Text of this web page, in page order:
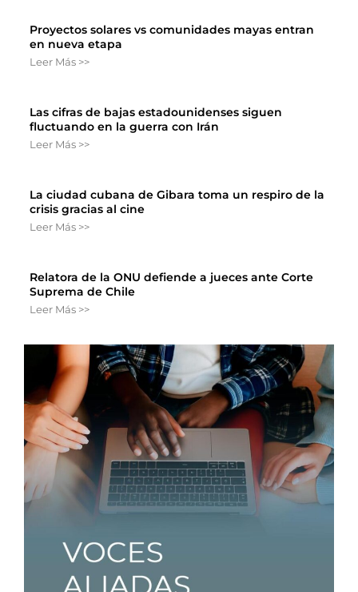
Proyectos solares vs comunidades mayas entran
en nueva etapa
Leer Más >>
Las cifras de bajas estadounidenses siguen
fluctuando en la guerra con Irán
Leer Más >>
La ciudad cubana de Gibara toma un respiro de la
crisis gracias al cine
Leer Más >>
Relatora de la ONU defiende a jueces ante Corte
Suprema de Chile
Leer Más >>